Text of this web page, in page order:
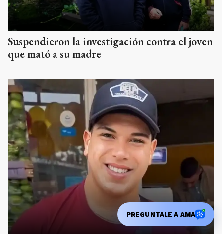
Suspendieron la investigación contra el joven
que mató a su madre
PREGUNTALE A AMA